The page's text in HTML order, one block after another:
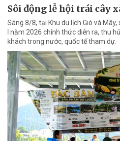
Sôi động lễ hội trái cây
Sáng 8/8, tại Khu du lịch Gió và
I năm 2026 chính thức diễn ra, thu
khách trong nước, quốc tế tham dự.